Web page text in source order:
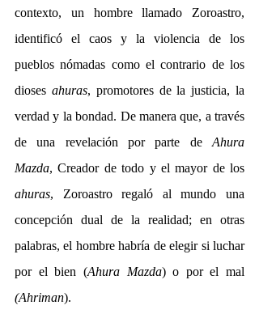
contexto, un hombre llamado Zoroastro,
identificó el caos y la violencia de los
pueblos nómadas como el contrario de los
dioses ahuras, promotores de la justicia, la
verdad y la bondad. De manera que, a través
de una revelación por parte de Ahura
Mazda
ahuras, Zoroastro regaló al mundo una
concepción dual de la realidad; en otras
palabras, el hombre habría de elegir si luchar
por el bien (Ahura Mazda
(Ahriman).